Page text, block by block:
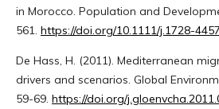
in Morocco. Population and
561. https://doi.org/10.1111/j.1728-
De Hass, H. (2011). Mediterranean
drivers and scenarios. Global
59-69. https://doi.org/